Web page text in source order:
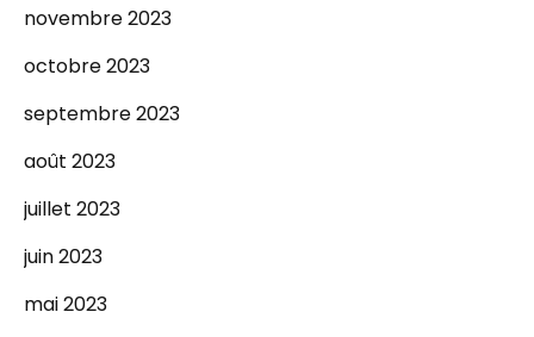
novembre 2023
octobre 2023
septembre 2023
août 2023
juillet 2023
juin 2023
mai 2023